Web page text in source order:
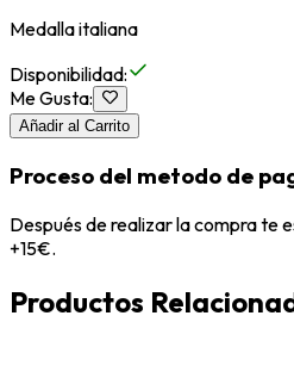
Medalla italiana
Disponibilidad:
Me Gusta:
Añadir al Carrito
Proceso del metodo de
Después de realizar la compra te
+15€.
Productos